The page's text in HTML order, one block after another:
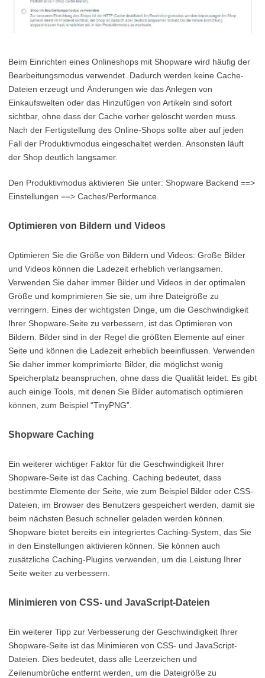
Beim Einrichten eines Onlineshops mit Shopware wird häufig der
Bearbeitungsmodus verwendet. Dadurch werden keine Cache-
Dateien erzeugt und Änderungen wie das Anlegen von
Einkaufswelten oder das Hinzufügen von Artikeln sind sofort
sichtbar, ohne dass der Cache vorher gelöscht werden muss.
Nach der Fertigstellung des Online-Shops sollte aber auf jeden
Fall der Produktivmodus eingeschaltet werden. Ansonsten läuft
der Shop deutlich langsamer.
Den Produktivmodus aktivieren Sie unter: Shopware Backend ==>
Einstellungen ==> Caches/Performance.
Optimieren von Bildern und Videos
Optimieren Sie die Größe von Bildern und Videos: Große Bilder
und Videos können die Ladezeit erheblich verlangsamen.
Verwenden Sie daher immer Bilder und Videos in der optimalen
Größe und komprimieren Sie sie, um ihre Dateigröße zu
verringern. Eines der wichtigsten Dinge, um die Geschwindigkeit
Ihrer Shopware-Seite zu verbessern, ist das Optimieren von
Bildern. Bilder sind in der Regel die größten Elemente auf einer
Seite und können die Ladezeit erheblich beeinflussen. Verwenden
Sie daher immer komprimierte Bilder, die möglichst wenig
Speicherplatz beanspruchen, ohne dass die Qualität leidet. Es gibt
auch einige Tools, mit denen Sie Bilder automatisch optimieren
können, zum Beispiel “TinyPNG”.
Shopware Caching
Ein weiterer wichtiger Faktor für die Geschwindigkeit Ihrer
Shopware-Seite ist das Caching. Caching bedeutet, dass
bestimmte Elemente der Seite, wie zum Beispiel Bilder oder CSS-
Dateien, im Browser des Benutzers gespeichert werden, damit sie
beim nächsten Besuch schneller geladen werden können.
Shopware bietet bereits ein integriertes Caching-System, das Sie
in den Einstellungen aktivieren können. Sie können auch
zusätzliche Caching-Plugins verwenden, um die Leistung Ihrer
Seite weiter zu verbessern.
Minimieren von CSS- und JavaScript-Dateien
Ein weiterer Tipp zur Verbesserung der Geschwindigkeit Ihrer
Shopware-Seite ist das Minimieren von CSS- und JavaScript-
Dateien. Dies bedeutet, dass alle Leerzeichen und
Zeilenumbrüche entfernt werden, um die Dateigröße zu